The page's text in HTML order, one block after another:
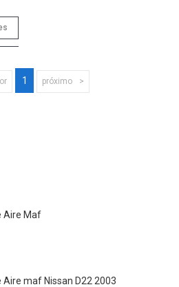
1 próximo
Aire Maf
Aire maf Nissan D22 2003